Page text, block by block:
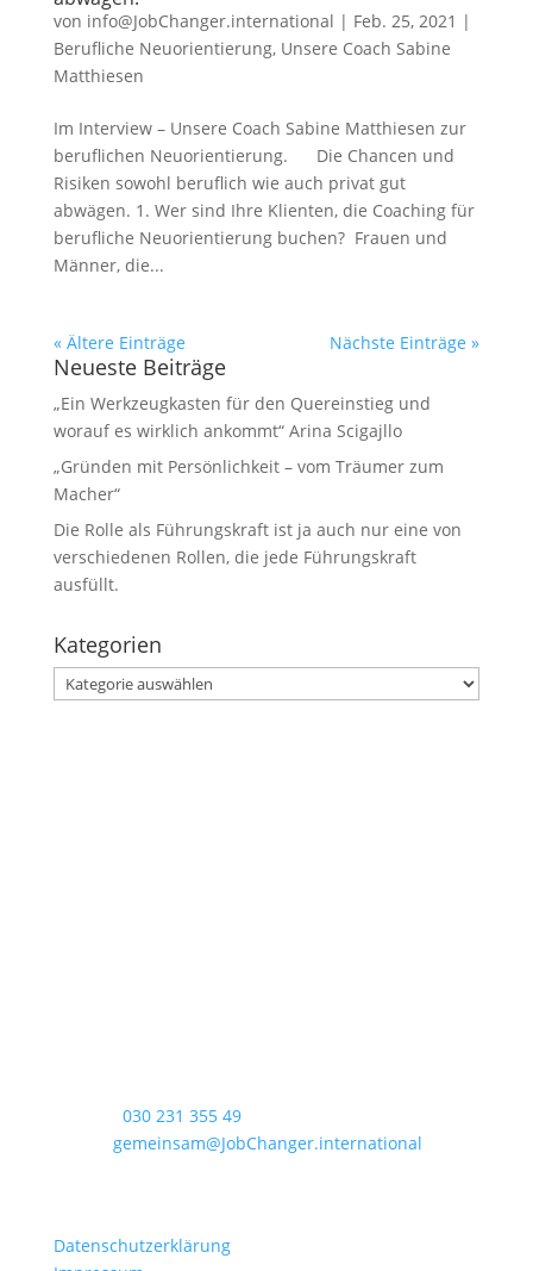
von info@JobChanger.international | Feb. 25, 2021 |
Berufliche Neuorientierung, Unsere Coach Sabine
Matthiesen
Im Interview – Unsere Coach Sabine Matthiesen zur
beruflichen Neuorientierung. Die Chancen und
Risiken sowohl beruflich wie auch privat gut
abwägen. 1. Wer sind Ihre Klienten, die Coaching für
berufliche Neuorientierung buchen? Frauen und
Männer, die...
« Ältere Einträge Nächste Einträge »
Neueste Beiträge
„Ein Werkzeugkasten für den Quereinstieg und
worauf es wirklich ankommt“ Arina Scigajllo
„Gründen mit Persönlichkeit – vom Träumer zum
Macher“
Die Rolle als Führungskraft ist ja auch nur eine von
verschiedenen Rollen, die jede Führungskraft
ausfüllt.
Kategorien
Kategorien
030 231 355 49
gemeinsam@JobChanger.international
Datenschutzerklärung